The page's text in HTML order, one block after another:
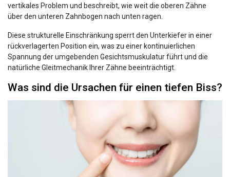
vertikales Problem und beschreibt, wie weit die oberen Zähne
über den unteren Zahnbogen nach unten ragen.
Diese strukturelle Einschränkung sperrt den Unterkiefer in einer
rückverlagerten Position ein, was zu einer kontinuierlichen
Spannung der umgebenden Gesichtsmuskulatur führt und die
natürliche Gleitmechanik Ihrer Zähne beeinträchtigt.
Was sind die Ursachen für einen tiefen Biss?